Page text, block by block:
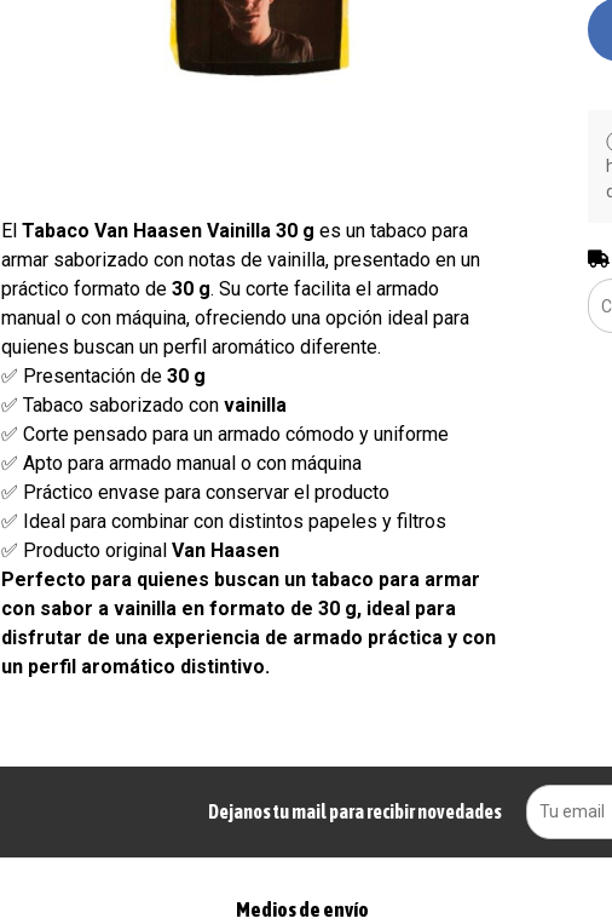
ElTabaco Van Haasen Vainilla 30 g es un tabaco para
armar saborizado con notas de vainilla, presentado en un
práctico formato de30 g. Su corte facilita el armado
manual o con máquina, ofreciendo una opción ideal para
quienes buscan un perfil aromático diferente.
✅ Presentación de30 g
✅ Tabaco saborizado convainilla
✅ Corte pensado para un armado cómodo y uniforme
✅ Apto para armado manual o con máquina
✅ Práctico envase para conservar el producto
✅ Ideal para combinar con distintos papeles y filtros
✅ Producto originalVan Haasen
Perfecto para quienes buscan un tabaco para armar
con sabor a vainilla en formato de 30 g, ideal para
disfrutar de una experiencia de armado práctica y con
un perfil aromático distintivo.
Dejanos tu mail para recibir novedades
Medios de envío